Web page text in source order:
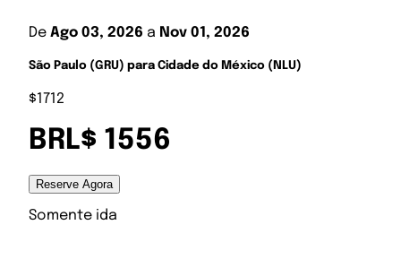
De Ago 03, 2026 a Nov 01, 2026
São Paulo (GRU) para Cidade do México (NLU)
$1712
BRL$ 1556
Reserve Agora
Somente ida